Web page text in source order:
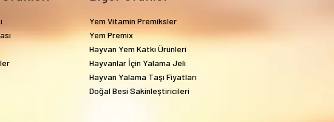
Yem Vitamin Premiksler
Yem Premix
Hayvan Yem Katkı Ürünleri
Hayvanlar İçin Yalama Jeli
Hayvan Yalama Taşı Fiyatları
Doğal Besi Sakinleştiricileri